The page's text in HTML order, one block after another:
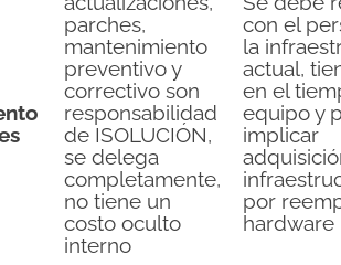
parches,
mantenimiento
preventivo y
correctivo son
responsabilidad
de ISOLUCIÓN,
se delega
completamente,
no tiene un
costo oculto
interno
con el
la
actual,
en el
equipo y
implicar
por
hardware